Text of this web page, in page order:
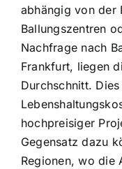
abhängig von der
Ballungszentren
Nachfrage nach
Frankfurt, liegen
Durchschnitt.
hochpreisiger
Gegensatz dazu
Regionen, wo die